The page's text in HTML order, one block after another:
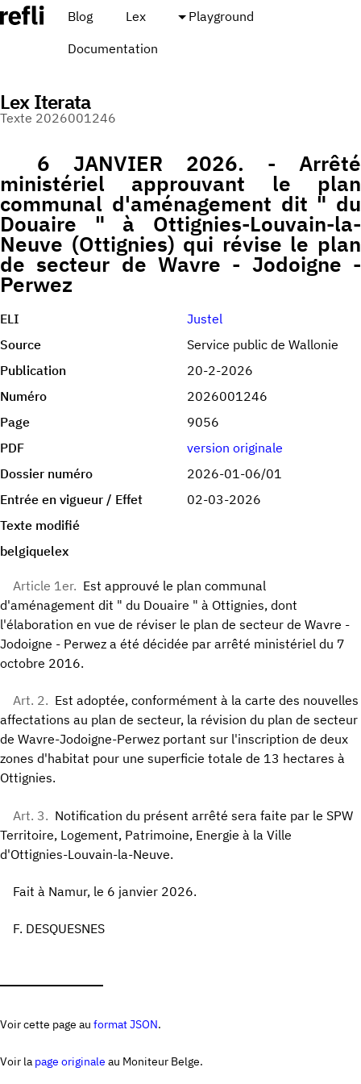
Blog Lex
Playground
Documentation
Lex Iterata
Texte 2026001246
6 JANVIER 2026. - Arrêté
ministériel approuvant le plan
communal d'aménagement dit " du
Douaire " à Ottignies-Louvain-la-
Neuve (Ottignies) qui révise le plan
de secteur de Wavre - Jodoigne -
Perwez
ELI
Justel
Source
Service public de Wallonie
Publication
20-2-2026
Numéro
2026001246
Page
9056
PDF
version originale
Dossier numéro
2026-01-06/01
Entrée en vigueur / Effet
02-03-2026
Texte modifié
belgiquelex
Article 1er. Est approuvé le plan communal
d'aménagement dit " du Douaire " à Ottignies, dont
l'élaboration en vue de réviser le plan de secteur de Wavre -
Jodoigne - Perwez a été décidée par arrêté ministériel du 7
octobre 2016.
Art. 2. Est adoptée, conformément à la carte des nouvelles
affectations au plan de secteur, la révision du plan de secteur
de Wavre-Jodoigne-Perwez portant sur l'inscription de deux
zones d'habitat pour une superficie totale de 13 hectares à
Ottignies.
Art. 3. Notification du présent arrêté sera faite par le SPW
Territoire, Logement, Patrimoine, Energie à la Ville
d'Ottignies-Louvain-la-Neuve.
Fait à Namur, le 6 janvier 2026.
F. DESQUESNES
Voir cette page au format JSON.
Voir la page originale au Moniteur Belge.